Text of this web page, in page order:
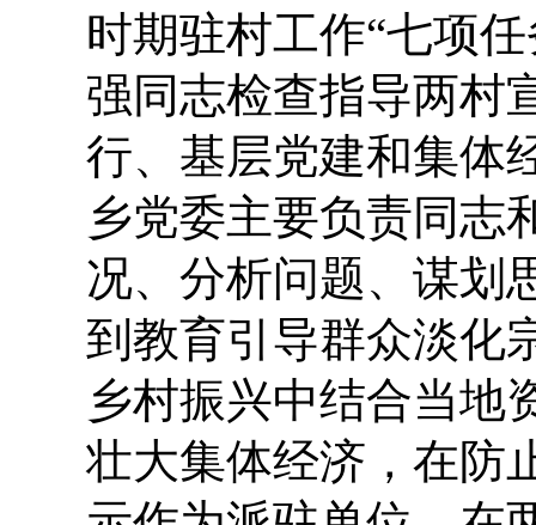
时期驻村工作“七项
强同志检查指导两村
行、基层党建和集体
乡党委主要负责同志
况、分析问题、谋划
到教育引导群众淡化
乡村振兴中结合当地
壮大集体经济，在防